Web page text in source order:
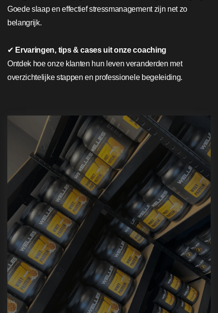
Goede slaap en effectief stressmanagement zijn net zo
belangrijk.
✔ Ervaringen, tips & cases uit onze coaching
Ontdek hoe onze klanten hun leven veranderden met
overzichtelijke stappen en professionele begeleiding.